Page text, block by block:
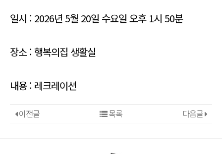
일시 : 2026년 5월 20일 수요일 오후 1시 50분
장소 : 행복의집 생활실
내용 : 레크레이션
이전글 다음글
목록